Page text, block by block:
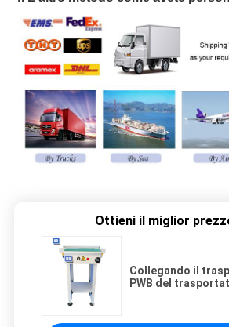
Ottieni il miglior
Collegando il
PWB del